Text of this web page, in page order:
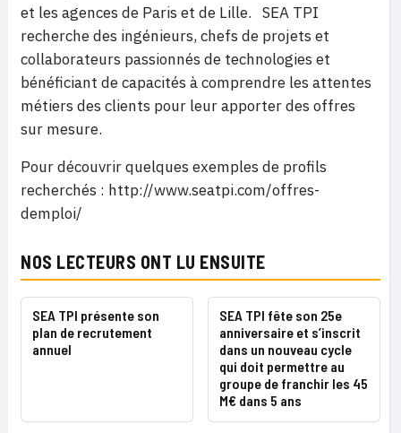
et les agences de Paris et de Lille. SEA TPI
recherche des ingénieurs, chefs de projets et
collaborateurs passionnés de technologies et
bénéficiant de capacités à comprendre les attentes
métiers des clients pour leur apporter des offres
sur mesure.
Pour découvrir quelques exemples de profils
recherchés : http://www.seatpi.com/offres-
demploi/
NOS LECTEURS ONT LU ENSUITE
SEA TPI présente son
plan de recrutement
annuel
SEA TPI fête son 25e
anniversaire et s’inscrit
dans un nouveau cycle
qui doit permettre au
groupe de franchir les 45
M€ dans 5 ans